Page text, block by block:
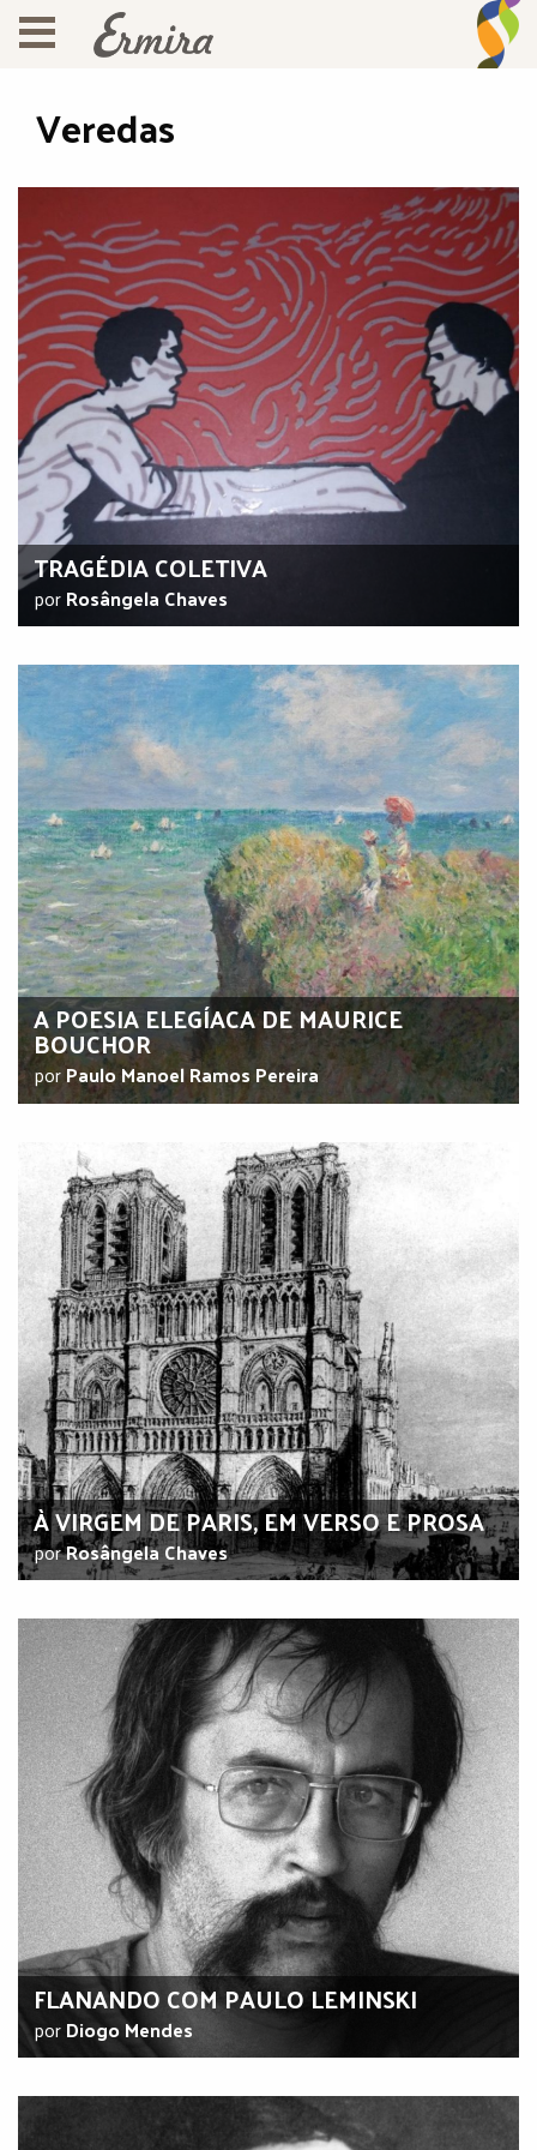
Veredas
TRAGÉDIA COLETIVA
porRosângela Chaves
A POESIA ELEGÍACA DE MAURICE
BOUCHOR
porPaulo Manoel Ramos Pereira
À VIRGEM DE PARIS, EM VERSO E PROSA
porRosângela Chaves
FLANANDO COM PAULO LEMINSKI
porDiogo Mendes